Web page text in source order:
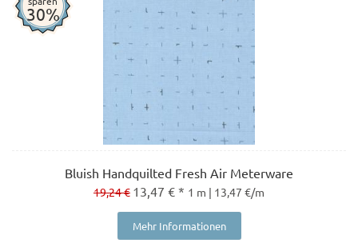
30%
Bluish Handquilted Fresh Air Meterware
19,24 € 13,47 € * 1 m | 13,47 €/m
Mehr Informationen